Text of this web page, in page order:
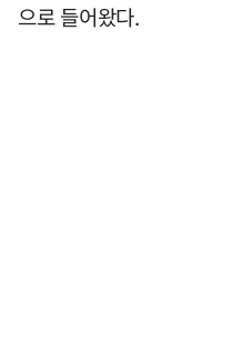
으로 들어왔다.